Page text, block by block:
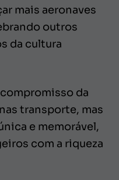
mais aeronaves
outros
da cultura
da
transporte, mas
e memorável,
com a riqueza